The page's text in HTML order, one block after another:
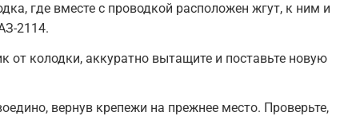
где вместе с проводкой расположен жгут, к ним и
2114.
от колодки, аккуратно вытащите и поставьте новую
вернув крепежи на прежнее место. Проверьте,